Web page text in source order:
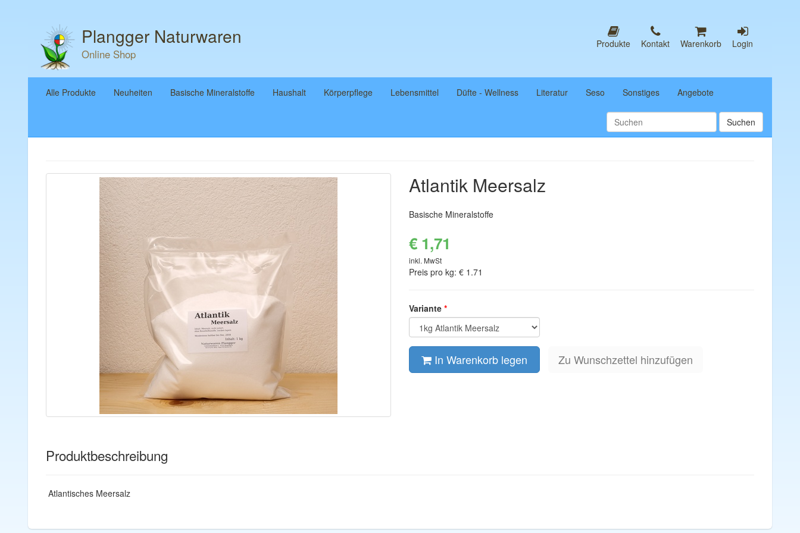
Plangger Naturwaren
Online Shop
Produkte Kontakt Warenkorb Login
Alle Produkte Neuheiten Basische Mineralstoffe Haushalt Körperpflege Lebensmittel Düfte - Wellness Literatur Seso Sonstiges Angebote
Atlantik Meersalz
Basische Mineralstoffe
€ 1,71
inkl. MwSt
Preis pro kg: € 1.71
Variante
In Warenkorb legen Zu Wunschzettel hinzufügen
Produktbeschreibung
Atlantisches Meersalz